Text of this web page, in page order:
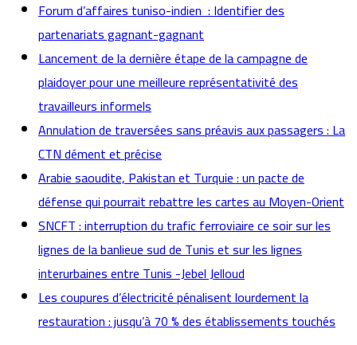
Forum d’affaires tuniso-indien : Identifier des
partenariats gagnant-gagnant
Lancement de la dernière étape de la campagne de
plaidoyer pour une meilleure représentativité des
travailleurs informels
Annulation de traversées sans préavis aux passagers : La
CTN dément et précise
Arabie saoudite, Pakistan et Turquie : un pacte de
défense qui pourrait rebattre les cartes au Moyen-Orient
SNCFT : interruption du trafic ferroviaire ce soir sur les
lignes de la banlieue sud de Tunis et sur les lignes
interurbaines entre Tunis -Jebel Jelloud
Les coupures d’électricité pénalisent lourdement la
restauration : jusqu’à 70 % des établissements touchés